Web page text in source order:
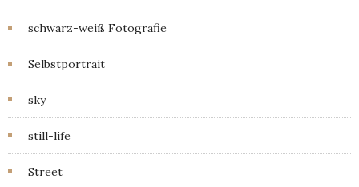
schwarz-weiß Fotografie
Selbstportrait
sky
still-life
Street